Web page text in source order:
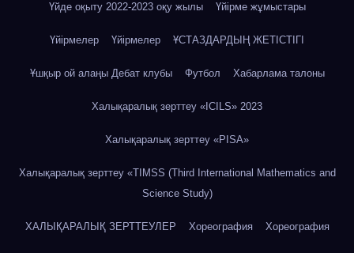
Үйде оқыту 2022-2023 оқу жылы Үйірме жұмыстары
Үйірмелер Үйірмелер ҰСТАЗДАРДЫҢ ЖЕТІСТІГІ
Ұшқыр ой алаңы Дебат клубы Футбол Хабарлама талоны
Халықаралық зерттеу «IСILS» 2023
Халықаралық зерттеу «PISA»
Халықаралық зерттеу «TIMSS (Third International Mathematics and
Science Study)
ХАЛЫҚАРАЛЫҚ ЗЕРТТЕУЛЕР Хореография Хореография